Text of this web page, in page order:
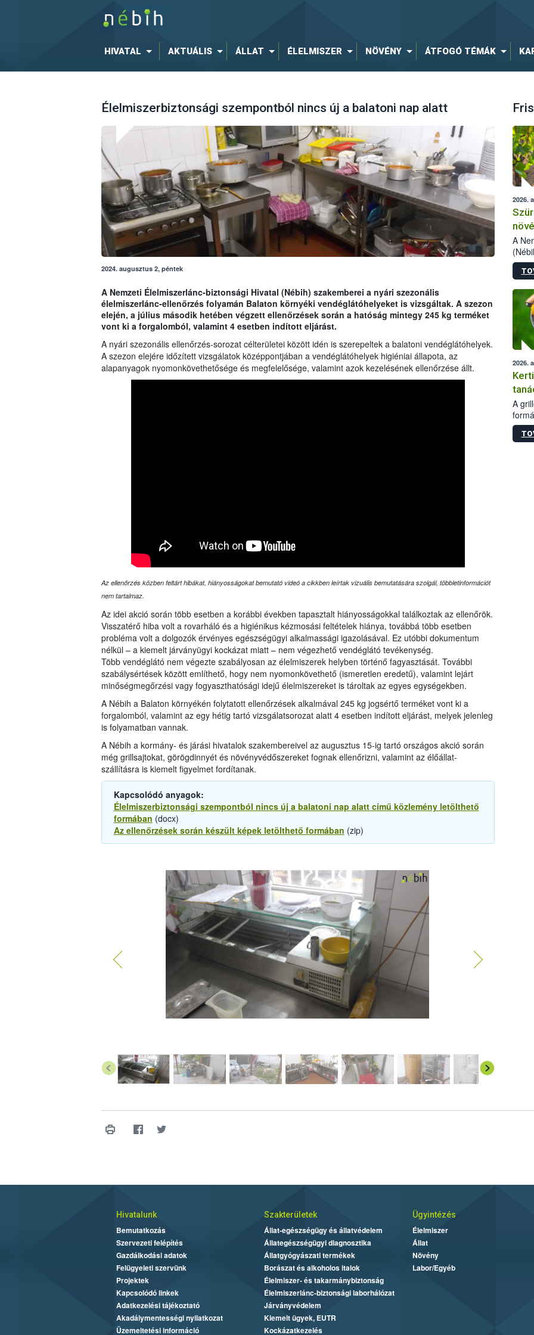
HIVATAL AKTUÁLIS ÁLLAT ÉLELMISZER NÖVÉNY ÁTFOGÓ TÉMÁK
Élelmiszerbiztonsági szempontból nincs új a balatoni nap alatt
2024. augusztus 2, péntek
A Nemzeti Élelmiszerlánc-biztonsági Hivatal (Nébih) szakemberei a nyári szezonális
élelmiszerlánc-ellenőrzés folyamán Balaton környéki vendéglátóhelyeket is vizsgáltak. A szezon
elején, a július második hetében végzett ellenőrzések során a hatóság mintegy 245 kg terméket
vont ki a forgalomból, valamint 4 esetben indított eljárást.
A nyári szezonális ellenőrzés-sorozat célterületei között idén is szerepeltek a balatoni vendéglátóhelyek.
A szezon elejére időzített vizsgálatok középpontjában a vendéglátóhelyek higiéniai állapota, az
alapanyagok nyomonkövethetősége és megfelelősége, valamint azok kezelésének ellenőrzése állt.
Az ellenőrzés közben feltárt hibákat, hiányosságokat bemutató videó a cikkben leírtak vizuális bemutatására szolgál, többletinformációt
nem tartalmaz.
Az idei akció során több esetben a korábbi években tapasztalt hiányosságokkal találkoztak az ellenőrök.
Visszatérő hiba volt a rovarháló és a higiénikus kézmosási feltételek hiánya, továbbá több esetben
probléma volt a dolgozók érvényes egészségügyi alkalmassági igazolásával. Ez utóbbi dokumentum
nélkül – a kiemelt járványügyi kockázat miatt – nem végezhető vendéglátó tevékenység.
Több vendéglátó nem végezte szabályosan az élelmiszerek helyben történő fagyasztását. További
szabálysértések között említhető, hogy nem nyomonkövethető (ismeretlen eredetű), valamint lejárt
minőségmegőrzési vagy fogyaszthatósági idejű élelmiszereket is tároltak az egyes egységekben.
A Nébih a Balaton környékén folytatott ellenőrzések alkalmával 245 kg jogsértő terméket vont ki a
forgalomból, valamint az egy hétig tartó vizsgálatsorozat alatt 4 esetben indított eljárást, melyek jelenleg
is folyamatban vannak.
A Nébih a kormány- és járási hivatalok szakembereivel az augusztus 15-ig tartó országos akció során
még grillsajtokat, görögdinnyét és növényvédőszereket fognak ellenőrizni, valamint az élőállat-
szállításra is kiemelt figyelmet fordítanak.
Kapcsolódó anyagok:
Élelmiszerbiztonsági szempontból nincs új a balatoni nap alatt című közlemény letölthető
formában (docx)
Az ellenőrzések során készült képek letölthető formában (zip)
2026.
A
Az
2026.
A
Hivatalunk
Bemutatkozás
Szervezeti felépítés
Gazdálkodási adatok
Felügyeleti szervünk
Projektek
Kapcsolódó linkek
Adatkezelési tájékoztató
Akadálymentességi nyilatkozat
Üzemeltetési információ
Szakterületek
Állat-egészségügy és állatvédelem
Állategészségügyi diagnosztika
Állatgyógyászati termékek
Borászat és alkoholos italok
Élelmiszer- és takarmánybiztonság
Élelmiszerlánc-biztonsági laborhálózat
Járványvédelem
Kiemelt ügyek, EUTR
Kockázatkezelés
Ügyintézés
Élelmiszer
Állat
Növény
Labor/Egyéb